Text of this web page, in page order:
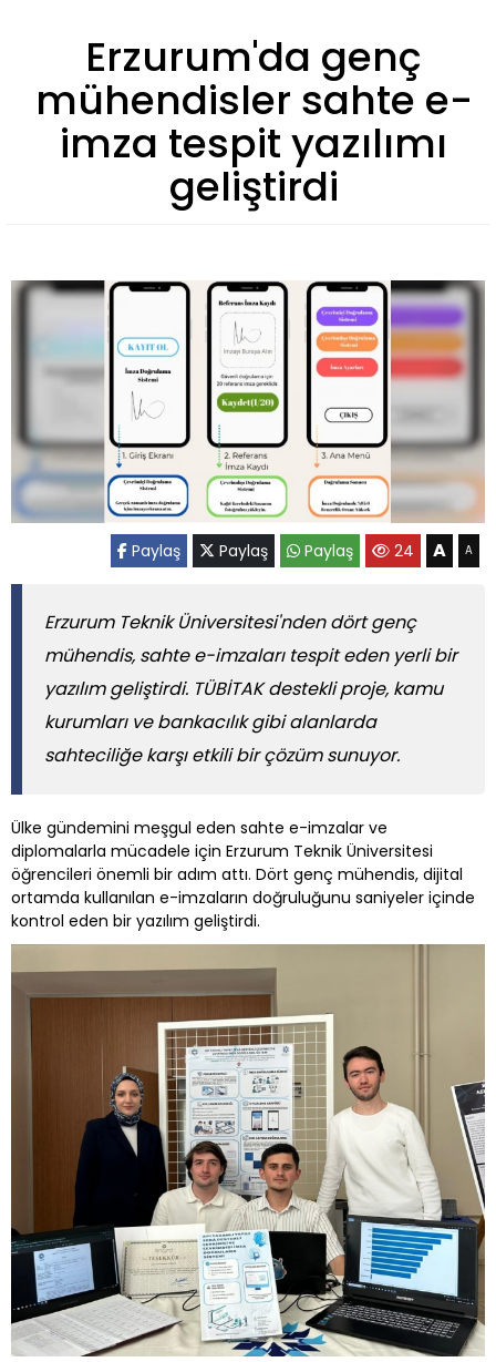
Erzurum'da genç
mühendisler sahte e-
imza tespit yazılımı
geliştirdi
Paylaş Paylaş Paylaş 24 A A
Erzurum Teknik Üniversitesi'nden dört genç
mühendis, sahte e-imzaları tespit eden yerli bir
yazılım geliştirdi. TÜBİTAK destekli proje, kamu
kurumları ve bankacılık gibi alanlarda
sahteciliğe karşı etkili bir çözüm sunuyor.
Ülke gündemini meşgul eden sahte e-imzalar ve
diplomalarla mücadele için Erzurum Teknik Üniversitesi
öğrencileri önemli bir adım attı. Dört genç mühendis, dijital
ortamda kullanılan e-imzaların doğruluğunu saniyeler içinde
kontrol eden bir yazılım geliştirdi.